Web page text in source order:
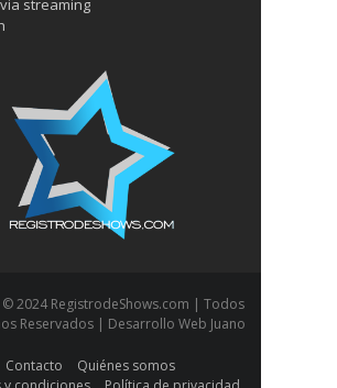
streaming
2024 RegistrodeShows.com | Todos
Reservados | Desarrollo Web Juano
Contacto
Quiénes somos